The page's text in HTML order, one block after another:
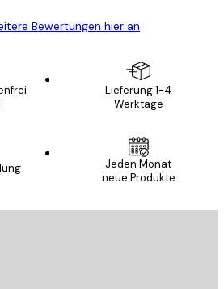
Bewertungen hier an
Lieferung 1-4
Werktage
Jeden Monat
neue Produkte